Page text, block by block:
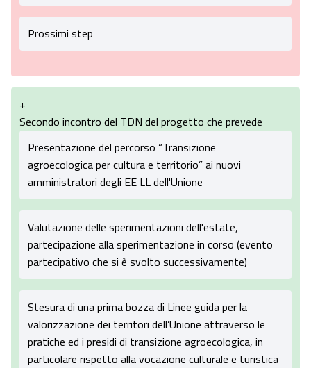
Prossimi step
+
Secondo incontro del TDN del progetto che prevede
Presentazione del percorso “Transizione
agroecologica per cultura e territorio” ai nuovi
amministratori degli EE LL dell'Unione
Valutazione delle sperimentazioni dell'estate,
partecipazione alla sperimentazione in corso (evento
partecipativo che si è svolto successivamente)
Stesura di una prima bozza di Linee guida per la
valorizzazione dei territori dell’Unione attraverso le
pratiche ed i presidi di transizione agroecologica, in
particolare rispetto alla vocazione culturale e turistica